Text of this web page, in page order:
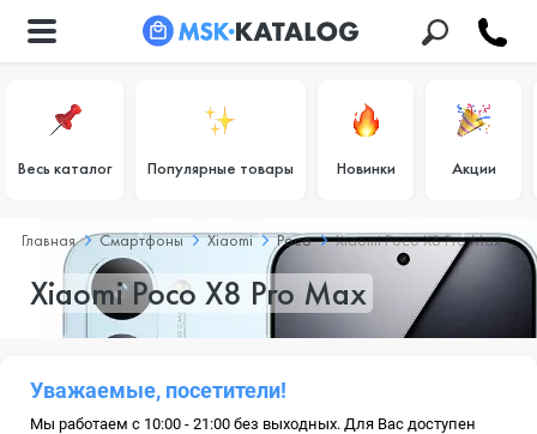
Весь каталог Популярные товары Новинки Акции
Главная Смартфоны Xiaomi Poco Xiaomi Poco X8 Pro Max
Xiaomi Poco X8 Pro Max
Уважаемые, посетители!
Мы работаем с 10:00 - 21:00 без выходных. Для Вас доступен